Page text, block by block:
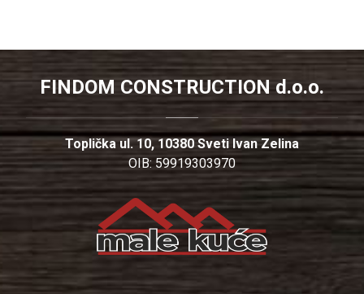
FINDOM CONSTRUCTION d.o.o.
Toplička ul. 10, 10380 Sveti Ivan Zelina
OIB: 59919303970